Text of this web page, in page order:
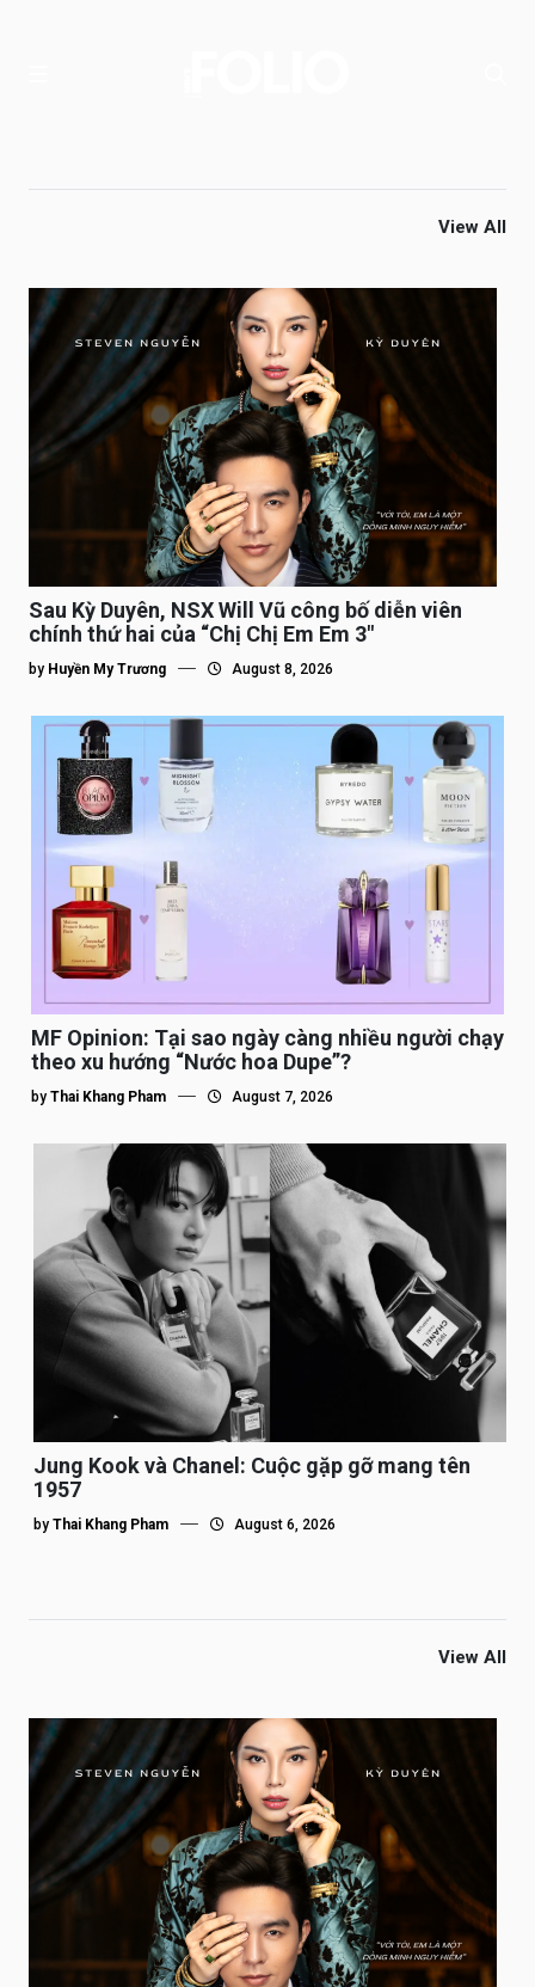
View All
Sau Kỳ Duyên, NSX Will Vũ công bố diễn viên
chính thứ hai của “Chị Chị Em Em 3″
by Huyền My Trương August 8, 2026
MF Opinion: Tại sao ngày càng nhiều người chạy
theo xu hướng “Nước hoa Dupe”?
by Thai Khang Pham August 7, 2026
Jung Kook và Chanel: Cuộc gặp gỡ mang tên
1957
by Thai Khang Pham August 6, 2026
View All